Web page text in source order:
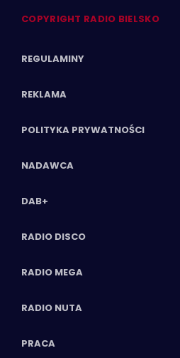
COPYRIGHT RADIO BIELSKO
REGULAMINY
REKLAMA
POLITYKA PRYWATNOŚCI
NADAWCA
DAB+
RADIO DISCO
RADIO MEGA
RADIO NUTA
PRACA